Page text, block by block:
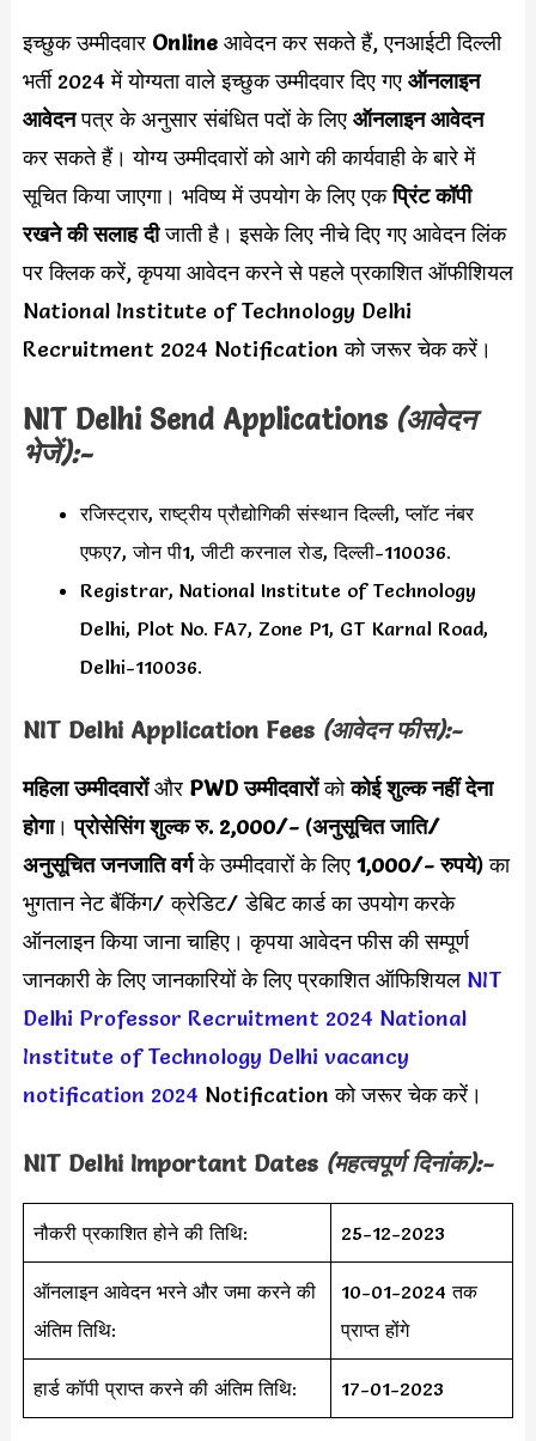
इच्छुक उम्मीदवार Online आवेदन कर सकते हैं, एनआईटी दिल्ली
भर्ती 2024 में योग्यता वाले इच्छुक उम्मीदवार दिए गए ऑनलाइन
आवेदनपत्र के अनुसार संबंधित पदों के लिए ऑनलाइन आवेदन
कर सकते हैं। योग्य उम्मीदवारों को आगे की कार्यवाही के बारे में
सूचित किया जाएगा। भविष्य में उपयोग के लिए एकप्रिंट कॉपी
रखने की सलाह दीजाती है। इसके लिए नीचे दिए गए आवेदन लिंक
पर क्लिक करें, कृपया आवेदन करने से पहले प्रकाशित ऑफीशियल
National Institute of Technology Delhi
Recruitment 2024 Notification को जरूर चेक करें।
NIT Delhi Send Applications(आवेदन
भेजें):-
रजिस्ट्रार, राष्ट्रीय प्रौद्योगिकी संस्थान दिल्ली, प्लॉट नंबर
एफए7, जोन पी1, जीटी करनाल रोड, दिल्ली-110036.
Registrar, National Institute of Technology
Delhi, Plot No. FA7, Zone P1, GT Karnal Road,
Delhi-110036.
NIT Delhi Application Fees (आवेदन फीस):-
महिला उम्मीदवारोंऔर PWD उम्मीदवारोंकोकोई शुल्क नहीं देना
होगा।प्रोसेसिंग शुल्क रु. 2,000/-(अनुसूचित जाति/
अनुसूचित जनजाति वर्गके उम्मीदवारों के लिए1,000/- रुपये) का
भुगतान नेट बैंकिंग/ क्रेडिट/ डेबिट कार्ड का उपयोग करके
ऑनलाइन किया जाना चाहिए। कृपया आवेदन फीस की सम्पूर्ण
जानकारी के लिए जानकारियों के लिए प्रकाशित ऑफिशियल NIT
Delhi Professor Recruitment 2024 National
Institute of Technology Delhi vacancy
notification 2024 Notification को जरूर चेक करें।
NIT Delhi Important Dates (महत्वपूर्ण दिनांक):-
नौकरी प्रकाशित होने की तिथि: 25-12-2023
ऑनलाइन आवेदन भरने और जमा करने की
अंतिम तिथि:
10-01-2024 तक
प्राप्त होंगे
हार्ड कॉपी प्राप्त करने की अंतिम तिथि: 17-01-2023